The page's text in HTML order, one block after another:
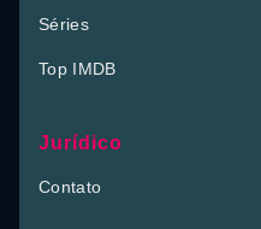
Séries
Top IMDB
Jurídico
Contato